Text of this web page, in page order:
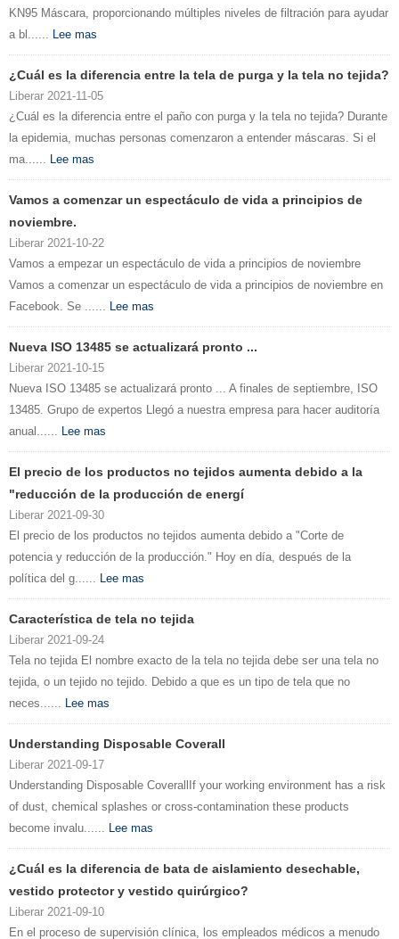
KN95 Máscara, proporcionando múltiples niveles de filtración para ayudar
a bl...... Lee mas
¿Cuál es la diferencia entre la tela de purga y la tela no tejida?
Liberar 2021-11-05
¿Cuál es la diferencia entre el paño con purga y la tela no tejida? Durante
la epidemia, muchas personas comenzaron a entender máscaras. Si el
ma...... Lee mas
Vamos a comenzar un espectáculo de vida a principios de
noviembre.
Liberar 2021-10-22
Vamos a empezar un espectáculo de vida a principios de noviembre
Vamos a comenzar un espectáculo de vida a principios de noviembre en
Facebook. Se ...... Lee mas
Nueva ISO 13485 se actualizará pronto ...
Liberar 2021-10-15
Nueva ISO 13485 se actualizará pronto ... A finales de septiembre, ISO
13485. Grupo de expertos Llegó a nuestra empresa para hacer auditoría
anual...... Lee mas
El precio de los productos no tejidos aumenta debido a la
"reducción de la producción de energí
Liberar 2021-09-30
El precio de los productos no tejidos aumenta debido a "Corte de
potencia y reducción de la producción." Hoy en día, después de la
política del g...... Lee mas
Característica de tela no tejida
Liberar 2021-09-24
Tela no tejida El nombre exacto de la tela no tejida debe ser una tela no
tejida, o un tejido no tejido. Debido a que es un tipo de tela que no
neces...... Lee mas
Understanding Disposable Coverall
Liberar 2021-09-17
Understanding Disposable CoverallIf your working environment has a risk
of dust, chemical splashes or cross-contamination these products
become invalu...... Lee mas
¿Cuál es la diferencia de bata de aislamiento desechable,
vestido protector y vestido quirúrgico?
Liberar 2021-09-10
En el proceso de supervisión clínica, los empleados médicos a menudo